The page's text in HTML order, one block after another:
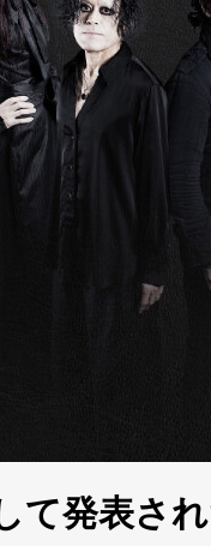
て発表さ